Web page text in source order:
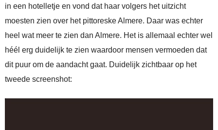
in een hotelletje en vond dat haar volgers het uitzicht
moesten zien over het pittoreske Almere. Daar was echter
heel wat meer te zien dan Almere. Het is allemaal echter wel
héél erg duidelijk te zien waardoor mensen vermoeden dat
dit puur om de aandacht gaat. Duidelijk zichtbaar op het
tweede screenshot: